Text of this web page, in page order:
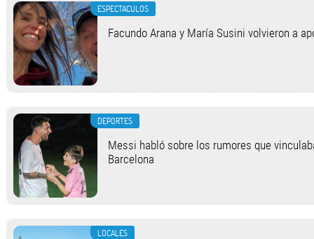
ESPECTACULOS
Facundo Arana y María Susini volvieron a
DEPORTES
Messi habló sobre los rumores que
Barcelona
LOCALES